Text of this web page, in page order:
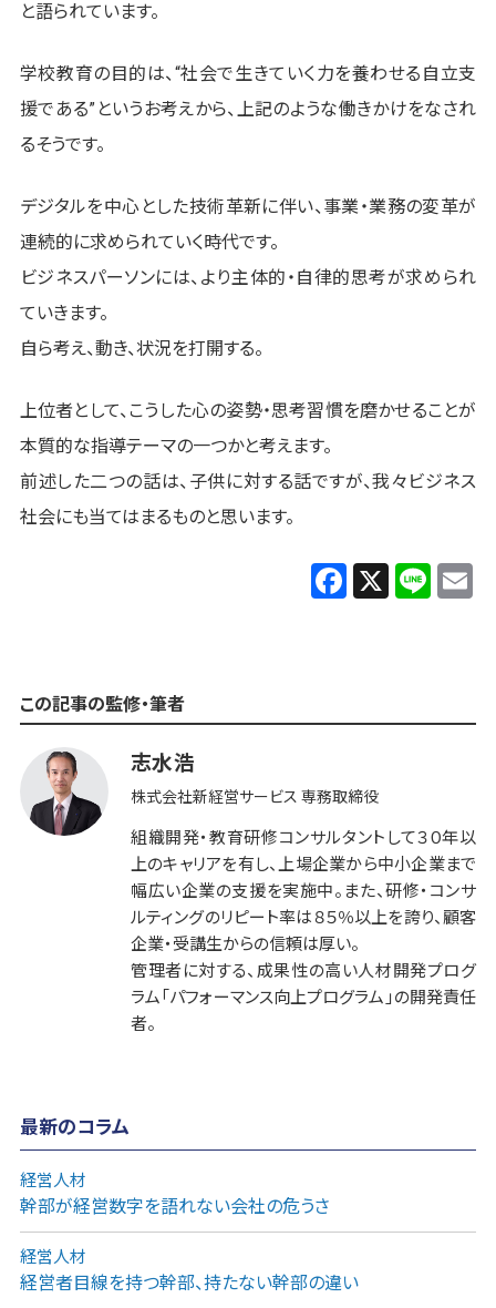
と語られています。
学校教育の目的は、“社会で生きていく力を養わせる自立支
援である”というお考えから、上記のような働きかけをなされ
るそうです。
デジタルを中心とした技術革新に伴い、事業・業務の変革が
連続的に求められていく時代です。
ビジネスパーソンには、より主体的・自律的思考が求められ
ていきます。
自ら考え、動き、状況を打開する。
上位者として、こうした心の姿勢・思考習慣を磨かせることが
本質的な指導テーマの一つかと考えます。
前述した二つの話は、子供に対する話ですが、我々ビジネス
社会にも当てはまるものと思います。
Facebook
X Line
この記事の監修・筆者
志水浩
株式会社新経営サービス 専務取締役
組織開発・教育研修コンサルタントして３０年以
上のキャリアを有し、上場企業から中小企業まで
幅広い企業の支援を実施中。また、研修・コンサ
ルティングのリピート率は８５％以上を誇り、顧客
企業・受講生からの信頼は厚い。
管理者に対する、成果性の高い人材開発プログ
ラム「パフォーマンス向上プログラム」の開発責任
者。
最新のコラム
経営人材
幹部が経営数字を語れない会社の危うさ
経営人材
経営者目線を持つ幹部、持たない幹部の違い